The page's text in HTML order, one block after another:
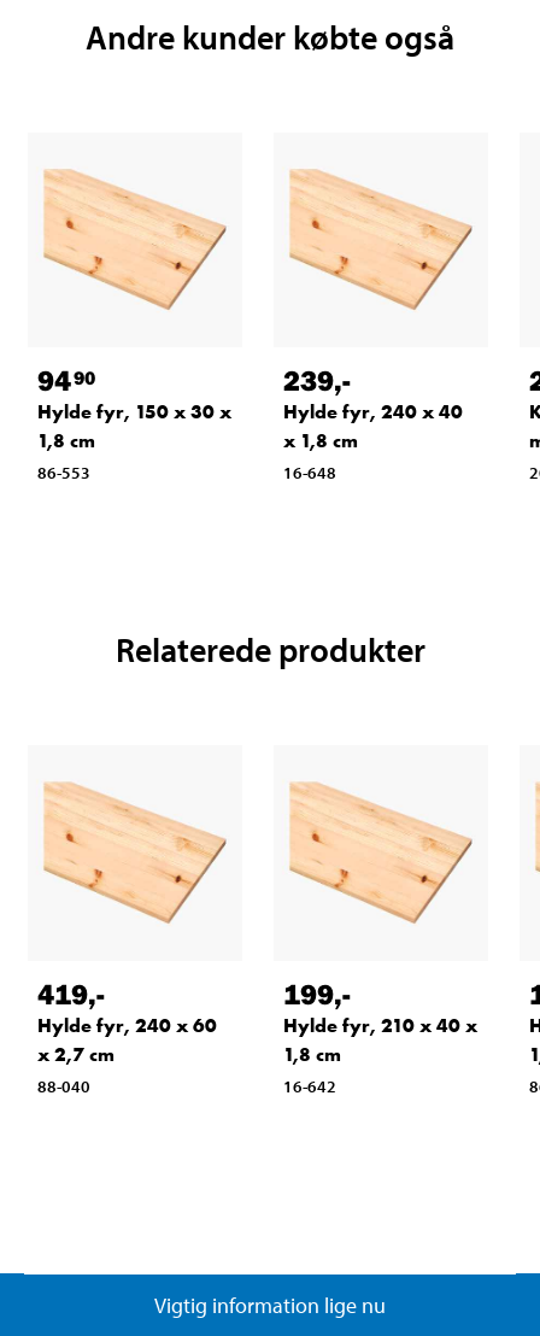
Andre kunder købte også
9490
Hylde fyr, 150 x 30 x
1,8 cm
86-553
239,-
Hylde fyr, 240 x 40
x 1,8 cm
16-648
Relaterede produkter
419,-
Hylde fyr, 240 x 60
x 2,7 cm
88-040
199,-
Hylde fyr, 210 x 40 x
1,8 cm
16-642
Vigtig information lige nu